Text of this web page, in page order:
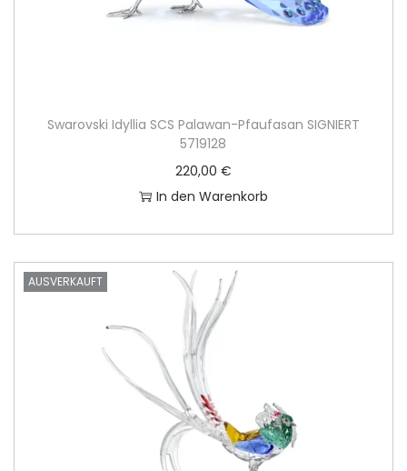
Swarovski Idyllia SCS Palawan-Pfaufasan SIGNIERT
5719128
220,00 €
In den Warenkorb
AUSVERKAUFT